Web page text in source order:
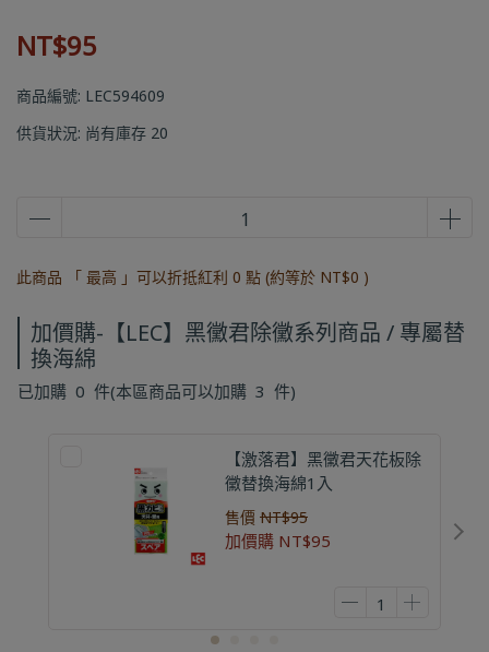
NT$95
商品編號: LEC594609
供貨狀況: 尚有庫存 20
此商品 「 最高 」可以折抵紅利 0 點 (約等於 NT$0 )
加價購-【LEC】黑黴君除黴系列商品 / 專屬替
換海綿
已加購 0 件(本區商品可以加購 3 件)
【激落君】黑黴君天花板除
黴替換海綿1入
售價NT$95
加價購NT$95